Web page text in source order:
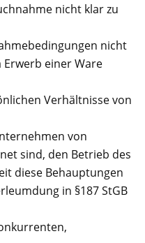
nicht klar zu
nicht
einer Ware
Verhältnisse von
von
sind, den Betrieb des
diese Behauptungen
in §187 StGB